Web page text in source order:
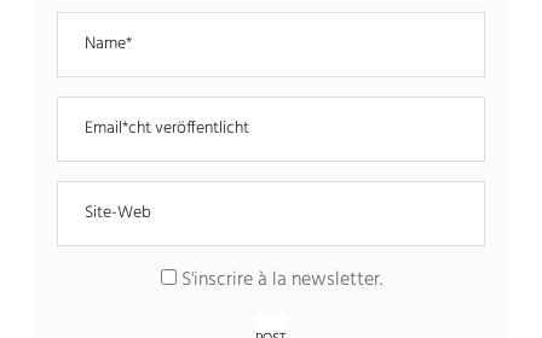
S'inscrire à la newsletter.